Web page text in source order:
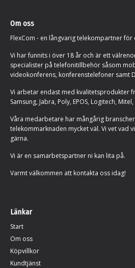
Om oss
FlexCom - en långvarig telekompartner
Vi har funnits i över 18 år och är ett
specialister på telefonitillbehör såsom
videokonferens, konferenstelefoner samt
Vi arbetar endast med kvalitetsprodukter
Samsung, Jabra, Poly, EPOS, Logitech,
Våra medarbetare har mångårig
telekommarknaden mycket väl. Vi vet vad
gärna.
Vi är en samarbetspartner ni kan lita på.
Varmt välkommen att kontakta oss idag!
Länkar
Start
Om oss
Köpvillkor
Kundtjänst